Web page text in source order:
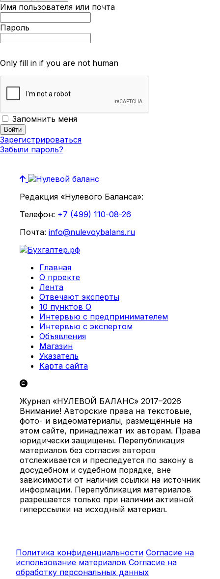
Имя пользователя или почта
Пароль
Only fill in if you are not human
Запомнить меня
Зарегистрироваться
Забыли пароль?
Редакция «Нулевого Баланса»:
Телефон: +7 (499) 110-08-26
Почта: info@nulevoybalans.ru
Главная
О проекте
Лента
Отвечают эксперты
10 пунктов О
Интервью с предпринимателем
Интервью с экспертом
Объявления
Магазин
Указатель
Карта сайта
Журнал «НУЛЕВОЙ БАЛАНС» 2017–2026
Внимание! Авторские права на текстовые,
фото- и видеоматериалы, размещённые на
этом сайте, принадлежат их авторам. Права
юридически защищены. Перепубликация
материалов без согласия авторов
отслеживается и преследуется по закону в
досудебном и судебном порядке, вне
зависимости от наличия ссылки на источник
информации. Перепубликация материалов
разрешается только при наличии активной
гиперссылки на исходный материал.
Политика конфиденциальности Согласие на
использование материалов Согласие на
обработку персональных данных